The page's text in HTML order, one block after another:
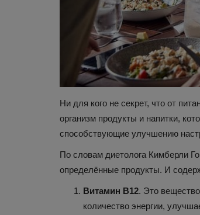
Ни для кого не секрет, что от
организм продукты и напитки,
способствующие улучшению
По словам диетолога Кимберли
определённые продукты. И
Витамин В12. Это
количество энергии,